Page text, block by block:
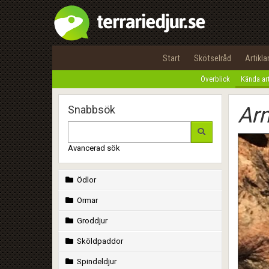
Start Skötselråd Artiklar
Överblick Kända
Snabbsök
Avancerad sök
Ödlor
Ormar
Groddjur
Sköldpaddor
Spindeldjur